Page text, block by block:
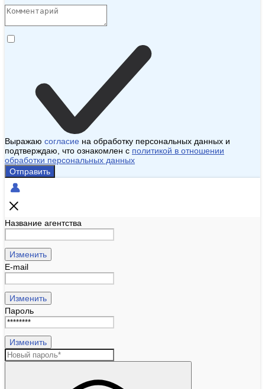
Выражаю согласие на обработку персональных данных и
подтверждаю, что ознакомлен с политикой в отношении
обработки персональных данных
Отправить
Название агентства
Изменить
E-mail
Изменить
Пароль
Изменить